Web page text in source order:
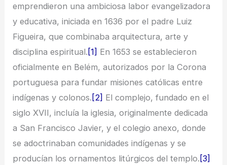
emprendieron una ambiciosa labor evangelizadora
y educativa, iniciada en 1636 por el padre Luiz
Figueira, que combinaba arquitectura, arte y
disciplina espiritual. [1] En 1653 se establecieron
oficialmente en Belém, autorizados por la Corona
portuguesa para fundar misiones católicas entre
indígenas y colonos. [2] El complejo, fundado en el
siglo XVII, incluía la iglesia, originalmente dedicada
a San Francisco Javier, y el colegio anexo, donde
se adoctrinaban comunidades indígenas y se
producían los ornamentos litúrgicos del templo. [3]